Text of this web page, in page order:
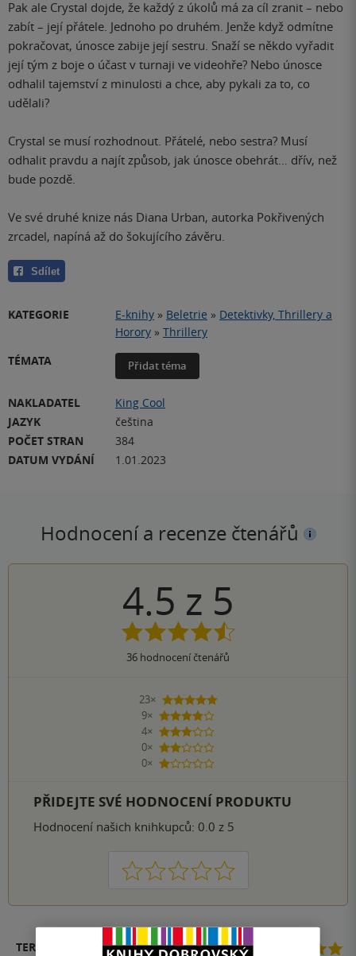
Pak ale Crystal dojde, že každý z úkolů má za cíl zranit – nebo
zabít – její přátele. Jednoho po druhém. Jenže když odmítne
pokračovat, únosce zabije její sestru. Snaží se někdo vyřadit
její tým z boje o účast v turnaji ve videohře? Nebo únosce
odhalil tajemství z minulosti a chce, aby pykali za to, co
udělali?
Crystal se musí rozhodnout. Přátelé, nebo sestra? Musí
odhalit pravdu a najít způsob, jak únosce obehrát… dřív, než
bude pozdě.
Ve své druhé knize nás Diana Urban, autorka Pokřivených
zrcadel, napíná až do šokujícího závěru.
Sdílet
KATEGORIE E-knihy » Beletrie » Detektivky, Thrillery a
Horory » Thrillery
TÉMATA
Přidat téma
NAKLADATEL
King Cool
JAZYK
čeština
POČET STRAN
384
DATUM VYDÁNÍ
1.01.2023
Hodnocení a recenze čtenářů
4.5 z 5
36 hodnocení čtenářů
23×
5 hvězdiček
9×
4 hvězdičky
4×
3 hvězdičky
0×
2 hvězdičky
0×
1 hvezdička
PŘIDEJTE SVÉ HODNOCENÍ PRODUKTU
Hodnocení našich knihkupců: 0.0 z 5
1 2 3 4 5
TEREZA RELTON